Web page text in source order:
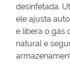
desinfetada.
ele ajusta
e libera o gás
natural e